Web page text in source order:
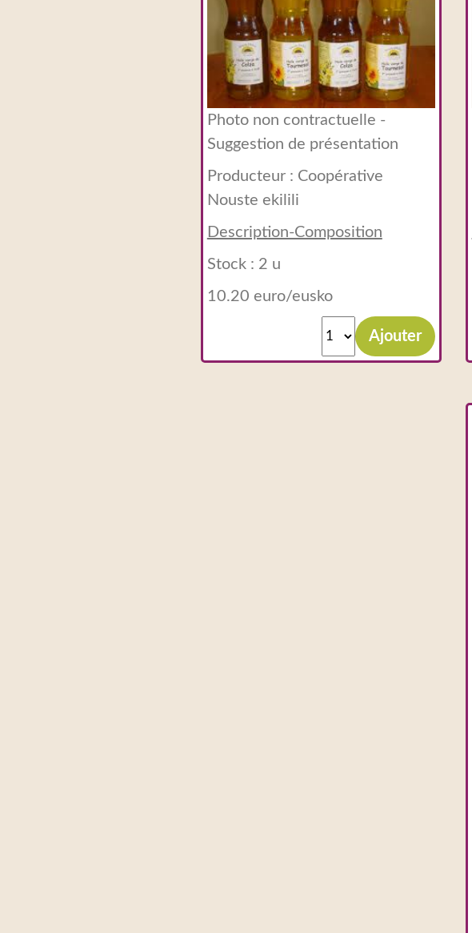
Photo non contractuelle -
Suggestion de présentation
Producteur : Coopérative
Nouste ekilili
Description-Composition
Stock : 2 u
10.20 euro/eusko
Ajouter